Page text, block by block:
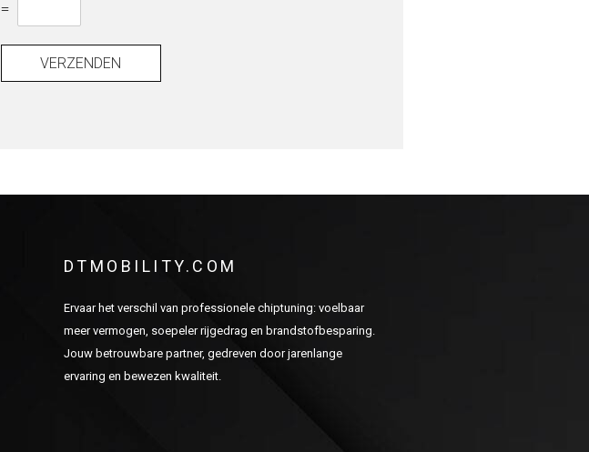
=
VERZENDEN
DTMOBILITY.COM
Ervaar het verschil van professionele chiptuning: voelbaar
meer vermogen, soepeler rijgedrag en brandstofbesparing.
Jouw betrouwbare partner, gedreven door jarenlange
ervaring en bewezen kwaliteit.